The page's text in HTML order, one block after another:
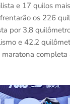
e 17 quilos
os 226
por 3,8
e 42,2
completa